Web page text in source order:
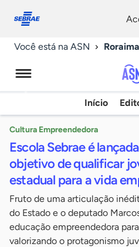
conosco
Você está na ASN Roraima
Início
Cultura Empreendedora
Escola Sebrae é
objetivo de qualificar
estadual para a vida
Fruto de uma articulação
do Estado e o deputado
educação empreendedora
valorizando o protagonismo